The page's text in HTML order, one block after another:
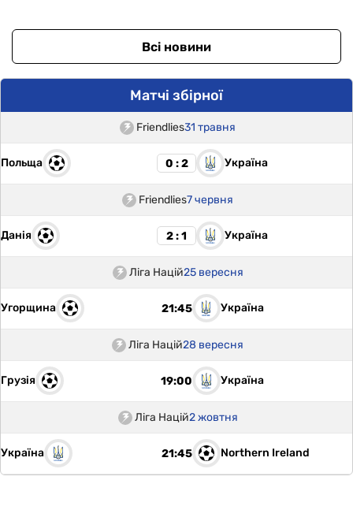
Всі новини
Матчі збірної
Friendlies31 травня
Польща 0 : 2 Україна
Friendlies7 червня
Данія 2 : 1 Україна
Ліга Націй25 вересня
Угорщина 21:45 Україна
Ліга Націй28 вересня
Грузія 19:00 Україна
Ліга Націй2 жовтня
Україна 21:45 Northern Ireland